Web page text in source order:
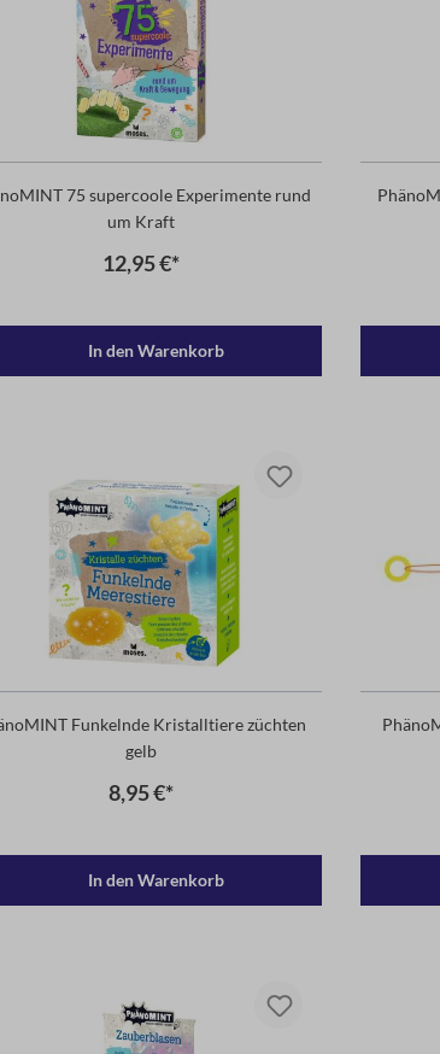
75 supercoole Experimente rund
um Kraft
12,95 €*
In den Warenkorb
Funkelnde Kristalltiere züchten
gelb
8,95 €*
In den Warenkorb